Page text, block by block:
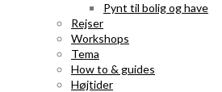
Pynt til bolig og have
Rejser
Workshops
Tema
How to & guides
Højtider